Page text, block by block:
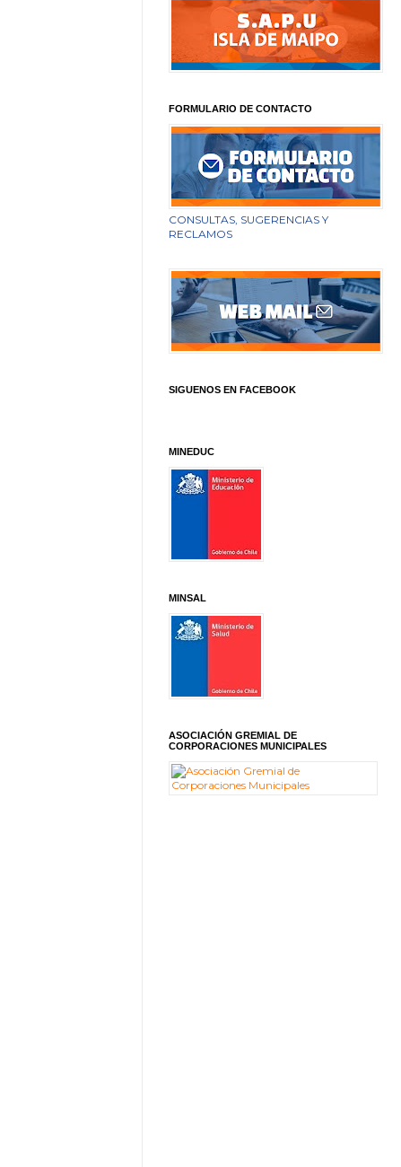
FORMULARIO DE CONTACTO
CONSULTAS, SUGERENCIAS Y
RECLAMOS
SIGUENOS EN FACEBOOK
MINEDUC
MINSAL
ASOCIACIÓN GREMIAL DE
CORPORACIONES MUNICIPALES